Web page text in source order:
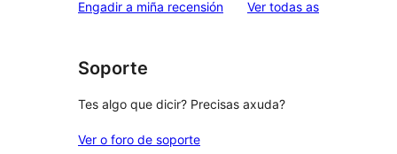
Engadir a miña recensión Ver todas asvaloracións
Soporte
Tes algo que dicir? Precisas axuda?
Ver o foro de soporte